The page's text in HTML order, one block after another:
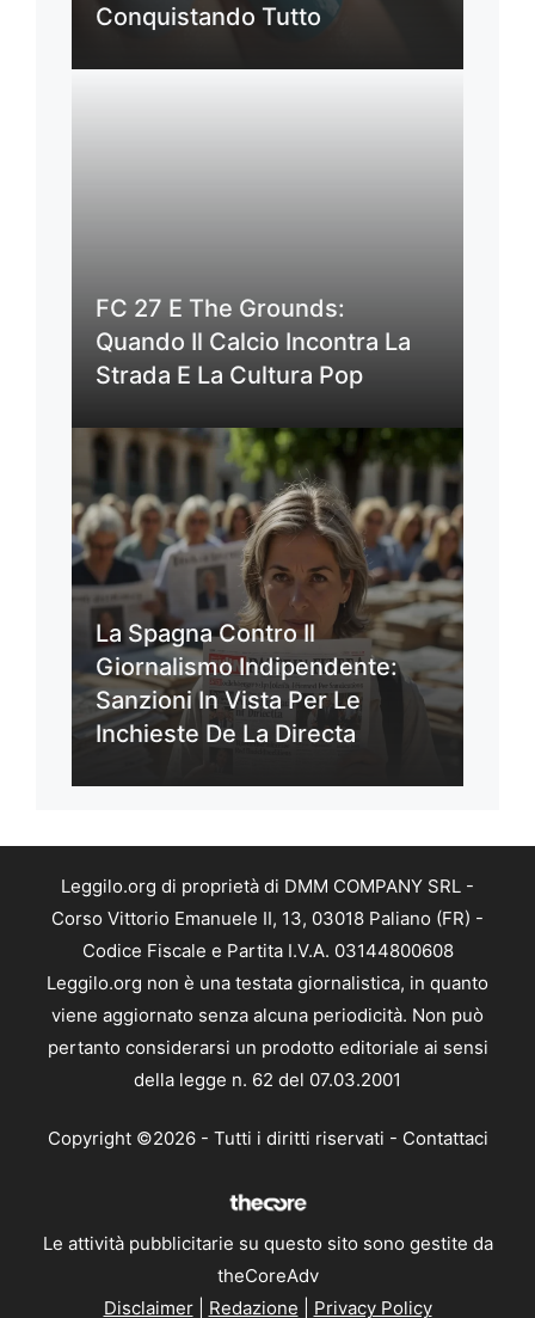
Conquistando Tutto
FC 27 E The Grounds:
Quando Il Calcio Incontra La
Strada E La Cultura Pop
La Spagna Contro Il
Giornalismo Indipendente:
Sanzioni In Vista Per Le
Inchieste De La Directa
Leggilo.org di proprietà di DMM COMPANY SRL -
Corso Vittorio Emanuele II, 13, 03018 Paliano (FR) -
Codice Fiscale e Partita I.V.A. 03144800608
Leggilo.org non è una testata giornalistica, in quanto
viene aggiornato senza alcuna periodicità. Non può
pertanto considerarsi un prodotto editoriale ai sensi
della legge n. 62 del 07.03.2001
Copyright ©2026 - Tutti i diritti riservati - Contattaci
Le attività pubblicitarie su questo sito sono gestite da
theCoreAdv
Disclaimer| Redazione Privacy Policy